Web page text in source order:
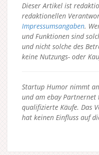
Dieser Artikel ist
redaktionellen
Impressumsangaben.
und Funktionen sind
und nicht solche des
keine Nutzungs- oder
Startup Humor nimmt
und am ebay
qualifizierte Käufe. Das
hat keinen Einfluss auf